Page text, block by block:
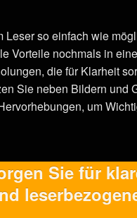
Leser so einfach wie
Vorteile nochmals in
die für Klarheit
Sie neben Bildern und
um
Sie für